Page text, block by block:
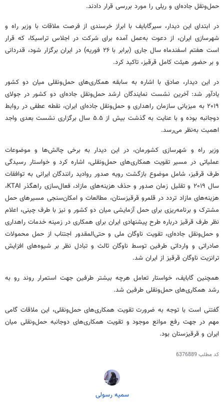
حمل‌ونقل جاده‌ای و ریلی را مورد بررسی قرار دادند.
در ابتدای این دیدار، سیرگابایفبا ابراز خرسندی از فرصت ملاقات با وزیر راه و
شهرسازی ایران، از دعوت به‌عمل آمده برای شرکت در اجلاس تراسیکا، که قرار
است هفتم اسفندماه سال جاری (برابر با ۲۶ فوریه) در ایران برگزار شود، قدردانی
و بر حضور هیئت کامل قرقیز، تاکید کرد.
در این دیدار، صادق با اشاره به سابقه همکاری‌های حمل‌ونقلی میان دو کشور
یادآور شد: آخرین نشست نمایندگان ارشد حمل‌ونقل جاده‌ای دو کشور در جولای
۲۰۱۹ به میزبانی سازمان راهداری و حمل‌ونقل جاده‌ای ایران، نقطه عطفی در روابط
دوجانبه بوده و با عنایت به گذشت بیش از ۵.۵ سال برگزاری نشست بعدی واجد
اهمیت به‌نظر می‌رسد.
وزیر راه و شهرسازی کشورمان، در این دیدار به برخی چالش‌ها و موضوعات
عملیاتی در مسیر تقویت همکاری‌های حمل‌ونقلی، اشاره کرد و خواستار رسیدگی
طرف قرقیز، شامل موضوع بازگشت رویه صدور روادید رانندگان ایرانی به توافقات
سال ۲۰۱۹ و تقلیل زمان صدور و حذف هزینه‌های مازاد، فعال‌سازی راهگذر KTAI،
هزینه‌های مازاد تردد در قلمرو قرقیزستان، مطالعات و امکان‌سنجی مسیرهای حمل
مشترک و برنامه‌ریزی برای حمل آزمایشی میان دو کشور و نیز با طرف چینی، اعلام
نظر طرف قرقیز درباره طرح پیشنهادی ایران برای همکاری در زمینه خدمات راهداری
و حمل‌ونقل جاده‌ای، تقویت ناوگان ملی و حتی‌المقدور اجتناب از حمل محمولات
صادراتی و وارداتی طرفین توسط ناوگان ثالث و تبادل نظر بر شیوه‌های افزایش
ترانزیت ناوگان قرقیز از ایران شد.
همچنین گابایف، خواستار تعامل هرچه بیشتر طرفین جهت استمرار روند رو به
رشد همکاری‌های حمل‌ونقلی طرفین شد.
گفتنی است با توجه به ضرورت تقویت همکاری‌های حمل‌ونقلی، این ملاقات گامی
مهم در جهت رفع موانع موجود و تقویت همکاری‌های دوجانبه حمل‌ونقلی میان
ایران و قرقیزستان بود.
کد مطلب6376889
سمیه رسولی